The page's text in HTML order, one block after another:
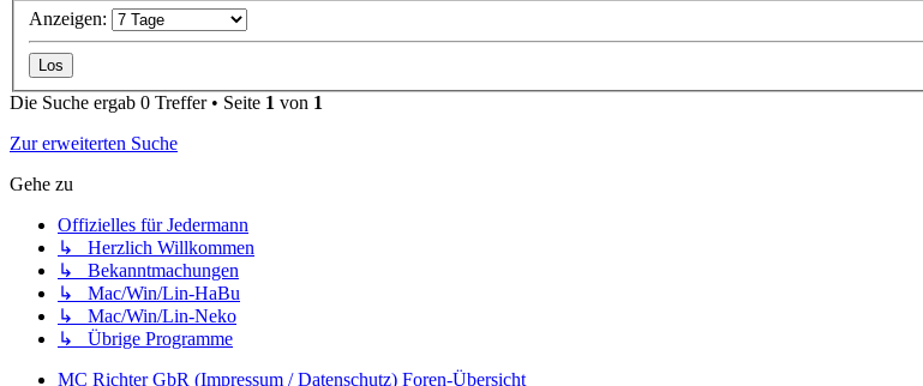
Anzeigen:
Die Suche ergab 0 Treffer • Seite 1 von 1
Zur erweiterten Suche
Gehe zu
Offizielles für Jedermann
↳ Herzlich Willkommen
↳ Bekanntmachungen
↳ Mac/Win/Lin-HaBu
↳ Mac/Win/Lin-Neko
↳ Übrige Programme
MC Richter GbR (Impressum / Datenschutz) Foren-Übersicht